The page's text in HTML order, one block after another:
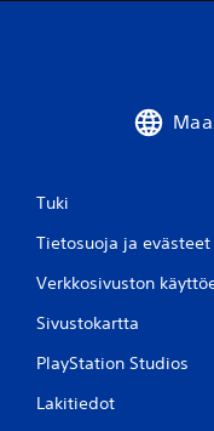
Tuki
Tietosuoja ja evästeet
Verkkosivuston
Sivustokartta
PlayStation Studios
Lakitiedot